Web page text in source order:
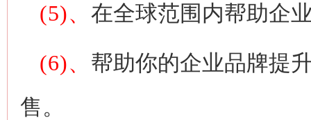
(5)、 在全球范围内帮助企
(6)、 帮助你的企业品牌提
售。